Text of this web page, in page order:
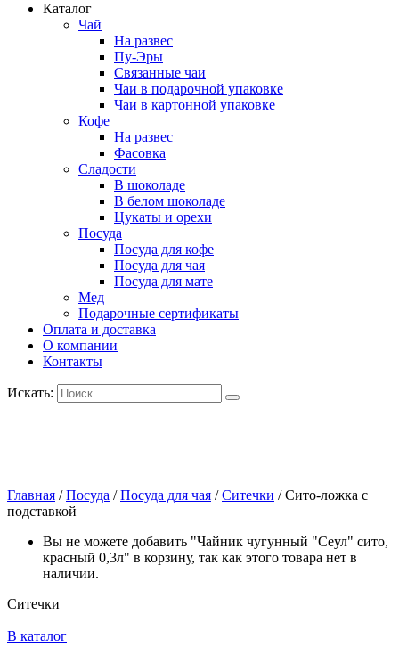
Каталог
Чай
На развес
Пу-Эры
Связанные чаи
Чаи в подарочной упаковке
Чаи в картонной упаковке
Кофе
На развес
Фасовка
Сладости
В шоколаде
В белом шоколаде
Цукаты и орехи
Посуда
Посуда для кофе
Посуда для чая
Посуда для мате
Мед
Подарочные сертификаты
Оплата и доставка
О компании
Контакты
Искать:
Главная /Посуда /Посуда для чая /Ситечки /Сито-ложка с
подставкой
Вы не можете добавить "Чайник чугунный "Сеул" сито,
красный 0,3л" в корзину, так как этого товара нет в
наличии.
Ситечки
В каталог